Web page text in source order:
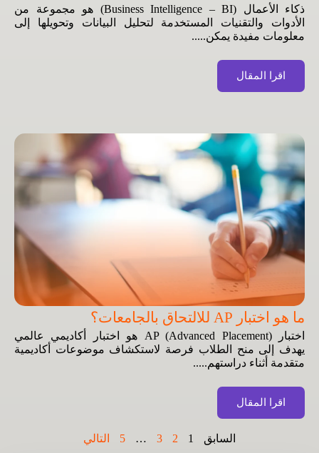
ذكاء الأعمال (Business Intelligence – BI) هو مجموعة من
الأدوات والتقنيات المستخدمة لتحليل البيانات وتحويلها إلى
معلومات مفيدة يمكن.....
اقرا المقال
ما هو اختبار AP للالتحاق بالجامعات؟
اختبار AP (Advanced Placement) هو اختبار أكاديمي عالمي
يهدف إلى منح الطلاب فرصة لاستكشاف موضوعات أكاديمية
متقدمة أثناء دراستهم.....
اقرا المقال
السابق 1
2
3
…
5 التالي